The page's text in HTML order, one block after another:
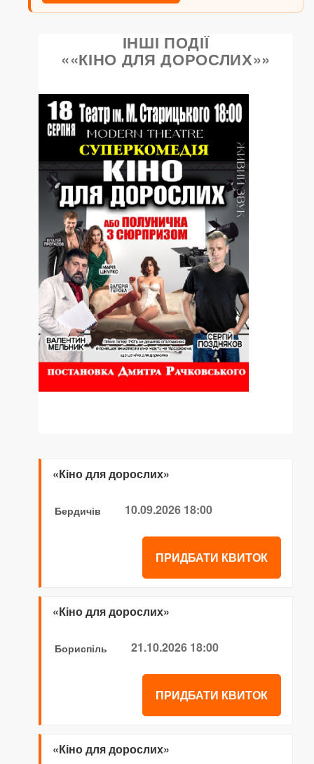
ІНШІ ПОДІЇ
««КІНО ДЛЯ ДОРОСЛИХ»»
«Кіно для дорослих»
Бердичів 10.09.2026 18:00
ПРИДБАТИ КВИТОК
«Кіно для дорослих»
Бориспіль 21.10.2026 18:00
ПРИДБАТИ КВИТОК
«Кіно для дорослих»